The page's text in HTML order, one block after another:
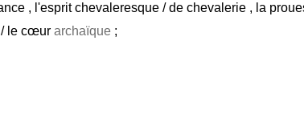
, l'esprit chevaleresque / de chevalerie , la
/ le cœur archaïque ;